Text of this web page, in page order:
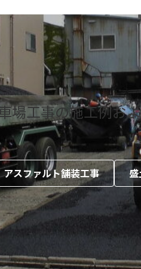
場工事の施工例お
アスファルト舗装工事 盛